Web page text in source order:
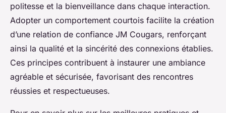
politesse et la bienveillance dans chaque interaction.
Adopter un comportement courtois facilite la création
d’une relation de confiance JM Cougars, renforçant
ainsi la qualité et la sincérité des connexions établies.
Ces principes contribuent à instaurer une ambiance
agréable et sécurisée, favorisant des rencontres
réussies et respectueuses.